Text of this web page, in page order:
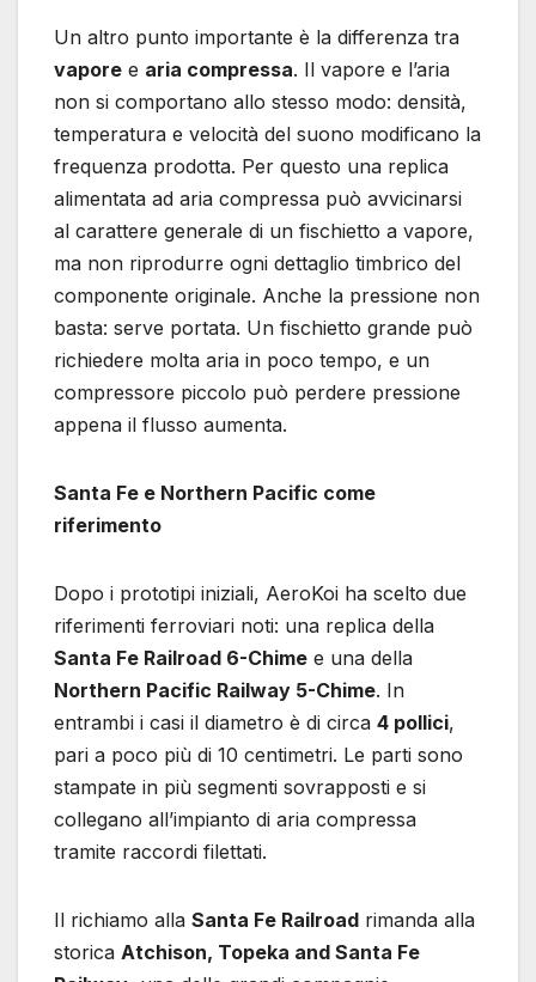
Un altro punto importante è la differenza tra
vapore e aria compressa. Il vapore e l’aria
non si comportano allo stesso modo: densità,
temperatura e velocità del suono modificano la
frequenza prodotta. Per questo una replica
alimentata ad aria compressa può avvicinarsi
al carattere generale di un fischietto a vapore,
ma non riprodurre ogni dettaglio timbrico del
componente originale. Anche la pressione non
basta: serve portata. Un fischietto grande può
richiedere molta aria in poco tempo, e un
compressore piccolo può perdere pressione
appena il flusso aumenta.
Santa Fe e Northern Pacific come
riferimento
Dopo i prototipi iniziali, AeroKoi ha scelto due
riferimenti ferroviari noti: una replica della
Santa Fe Railroad 6-Chime e una della
Northern Pacific Railway 5-Chime. In
entrambi i casi il diametro è di circa 4 pollici,
pari a poco più di 10 centimetri. Le parti sono
stampate in più segmenti sovrapposti e si
collegano all’impianto di aria compressa
tramite raccordi filettati.
Il richiamo alla Santa Fe Railroad rimanda alla
storica Atchison, Topeka and Santa Fe